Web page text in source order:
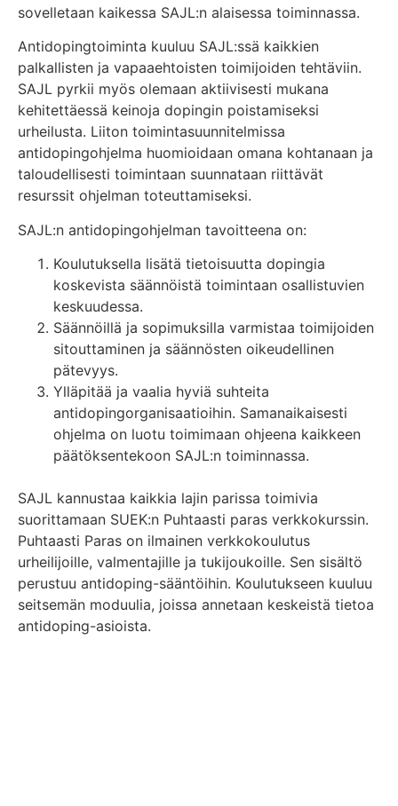
sovelletaan kaikessa SAJL:n alaisessa toiminnassa.
Antidopingtoiminta kuuluu SAJL:ssä kaikkien
palkallisten ja vapaaehtoisten toimijoiden tehtäviin.
SAJL pyrkii myös olemaan aktiivisesti mukana
kehitettäessä keinoja dopingin poistamiseksi
urheilusta. Liiton toimintasuunnitelmissa
antidopingohjelma huomioidaan omana kohtanaan ja
taloudellisesti toimintaan suunnataan riittävät
resurssit ohjelman toteuttamiseksi.
SAJL:n antidopingohjelman tavoitteena on:
Koulutuksella lisätä tietoisuutta dopingia
koskevista säännöistä toimintaan osallistuvien
keskuudessa.
Säännöillä ja sopimuksilla varmistaa toimijoiden
sitouttaminen ja säännösten oikeudellinen
pätevyys.
Ylläpitää ja vaalia hyviä suhteita
antidopingorganisaatioihin. Samanaikaisesti
ohjelma on luotu toimimaan ohjeena kaikkeen
päätöksentekoon SAJL:n toiminnassa.
SAJL kannustaa kaikkia lajin parissa toimivia
suorittamaan SUEK:n Puhtaasti paras verkkokurssin.
Puhtaasti Paras on ilmainen verkkokoulutus
urheilijoille, valmentajille ja tukijoukoille. Sen sisältö
perustuu antidoping-sääntöihin. Koulutukseen kuuluu
seitsemän moduulia, joissa annetaan keskeistä tietoa
antidoping-asioista.